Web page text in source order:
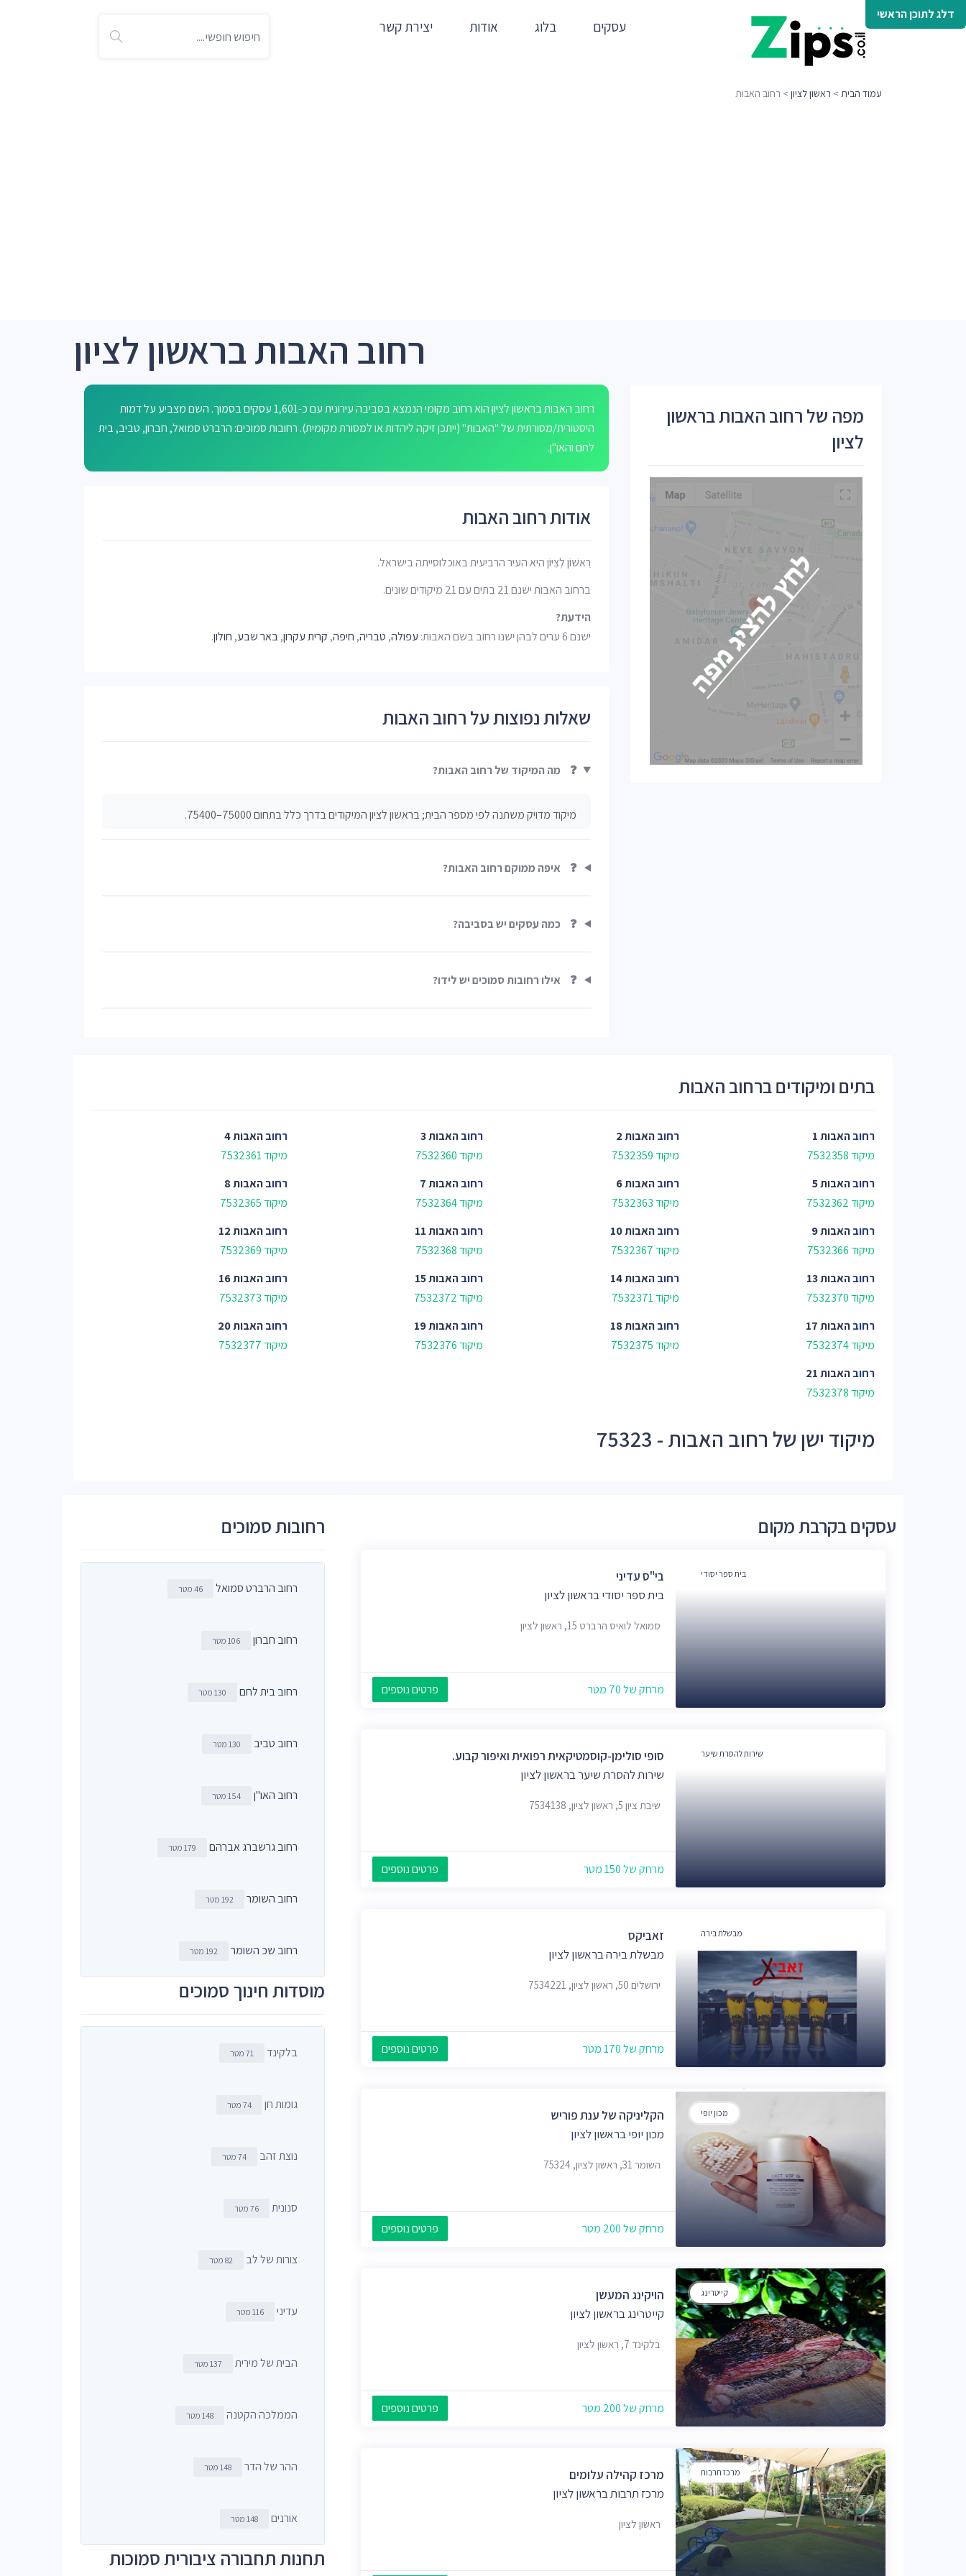
דלג לתוכן הראשי
עסקים בלוג אודות יצירת קשר
עמוד הבית > ראשון לציון > רחוב האבות
רחוב האבות בראשון לציון
רחוב האבות בראשון לציון הוא רחוב מקומי הנמצא בסביבה עירונית עם כ-1,601 עסקים בסמוך. השם מצביע על דמות
היסטורית/מסורתית של "האבות" (ייתכן זיקה ליהדות או למסורת מקומית). רחובות סמוכים: הרברט סמואל, חברון, טביב, בית
לחם והאו"ן.
אודות רחוב האבות
רִאשׁוֹן לְצִיּוֹן היא העיר הרביעית באוכלוסייתה בישראל.
ברחוב האבות ישנם 21 בתים עם 21 מיקודים שונים.
הידעת?
ישנם 6 ערים לבהן ישנו רחוב בשם האבות:
עפולה, טבריה, חיפה, קרית עקרון,באר שבע, חולון.
שאלות נפוצות על רחוב האבות
❓ מה המיקוד של רחוב האבות?
מיקוד מדויק משתנה לפי מספר הבית; בראשון לציון המיקודים בדרך כלל בתחום 75000–75400.
❓ איפה ממוקם רחוב האבות?
❓ כמה עסקים יש בסביבה?
❓ אילו רחובות סמוכים יש לידו?
מפה של רחוב האבות בראשון
לציון
בתים ומיקודים ברחוב האבות
רחובהאבות 1
מיקוד 7532358
רחובהאבות 2
מיקוד 7532359
רחובהאבות 3
מיקוד 7532360
רחובהאבות 4
מיקוד 7532361
רחובהאבות 5
מיקוד 7532362
רחובהאבות 6
מיקוד 7532363
רחובהאבות 7
מיקוד 7532364
רחובהאבות 8
מיקוד 7532365
רחובהאבות 9
מיקוד 7532366
רחובהאבות 10
מיקוד 7532367
רחובהאבות 11
מיקוד 7532368
רחובהאבות 12
מיקוד 7532369
רחובהאבות 13
מיקוד 7532370
רחובהאבות 14
מיקוד 7532371
רחובהאבות 15
מיקוד 7532372
רחובהאבות 16
מיקוד 7532373
רחובהאבות 17
מיקוד 7532374
רחובהאבות 18
מיקוד 7532375
רחובהאבות 19
מיקוד 7532376
רחובהאבות 20
מיקוד 7532377
רחובהאבות 21
מיקוד 7532378
מיקוד ישן של רחוב האבות - 75323
עסקים בקרבת מקום
בית ספר יסודי
בי"ס עדיני
בית ספר יסודי בראשון לציון
סמואל לואיס הרברט 15, ראשון לציון
מרחק של 70 מטר פרטים נוספים
שירות להסרת שיער
סופי סולימן-קוסמטיקאית רפואית ואיפור קבוע.
שירות להסרת שיער בראשון לציון
שיבת ציון 5, ראשון לציון, 7534138
מרחק של 150 מטר פרטים נוספים
מבשלת בירה
זאביקס
מבשלת בירה בראשון לציון
ירושלים 50, ראשון לציון, 7534221
מרחק של 170 מטר פרטים נוספים
מכון יופי
הקליניקה של ענת פוריש
מכון יופי בראשון לציון
השומר 31, ראשון לציון, 75324
מרחק של 200 מטר פרטים נוספים
קייטרינג
הויקינג המעשן
קייטרינג בראשון לציון
בלקינד 7, ראשון לציון
מרחק של 200 מטר פרטים נוספים
מרכז תרבות
מרכז קהילה עלומים
מרכז תרבות בראשון לציון
ראשון לציון
רחובות סמוכים
רחוב הרברט סמואל 46 מטר
רחוב חברון 106 מטר
רחוב בית לחם 130 מטר
רחוב טביב 130 מטר
רחוב האו"ן 154 מטר
רחוב גרשברג אברהם 179 מטר
רחוב השומר 192 מטר
רחוב שכ השומר 192 מטר
מוסדות חינוך סמוכים
בלקינד 71 מטר
גומות חן 74 מטר
נוצת זהב 74 מטר
סנונית 76 מטר
צורות של לב 82 מטר
עדיני 116 מטר
הבית של מירית 137 מטר
הממלכה הקטנה 148 מטר
ההר של הדר 148 מטר
אורנים 148 מטר
תחנות תחבורה ציבורית סמוכות